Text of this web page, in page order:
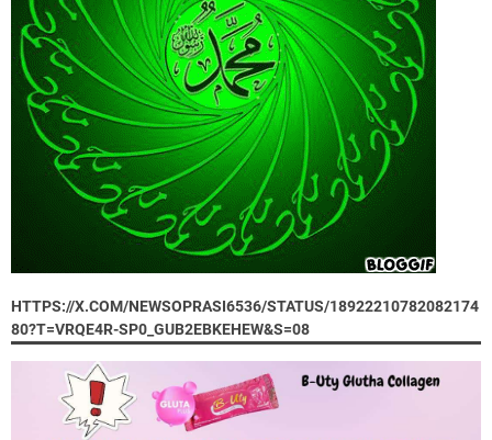
HTTPS://X.COM/NEWSOPRASI6536/STATUS/18922210782082174
80?T=VRQE4R-SP0_GUB2EBKEHEW&S=08